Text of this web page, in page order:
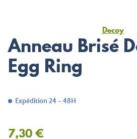
Decoy
Anneau Brisé
Egg Ring
Expédition 24 - 48H
7,30 €